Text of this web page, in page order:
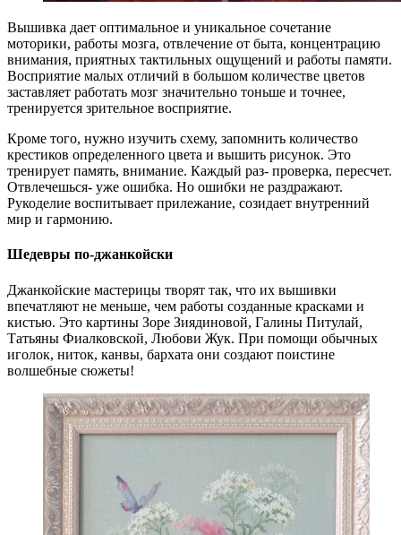
Вышивка дает оптимальное и уникальное сочетание
моторики, работы мозга, отвлечение от быта, концентрацию
внимания, приятных тактильных ощущений и работы памяти.
Восприятие малых отличий в большом количестве цветов
заставляет работать мозг значительно тоньше и точнее,
тренируется зрительное восприятие.
Кроме того, нужно изучить схему, запомнить количество
крестиков определенного цвета и вышить рисунок. Это
тренирует память, внимание. Каждый раз- проверка, пересчет.
Отвлечешься- уже ошибка. Но ошибки не раздражают.
Рукоделие воспитывает прилежание, созидает внутренний
мир и гармонию.
Шедевры по-джанкойски
Джанкойские мастерицы творят так, что их вышивки
впечатляют не меньше, чем работы созданные красками и
кистью. Это картины Зоре Зиядиновой, Галины Питулай,
Татьяны Фиалковской, Любови Жук. При помощи обычных
иголок, ниток, канвы, бархата они создают поистине
волшебные сюжеты!